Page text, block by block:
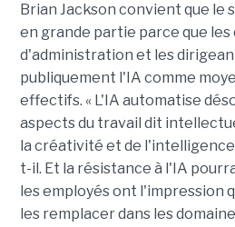
Brian Jackson convient que le
en grande partie parce que les
d'administration et les
publiquement l'IA comme
effectifs. « L'IA automatise
aspects du travail dit
la créativité et de l'intelligence
t-il. Et la résistance à l'IA
les employés ont l'impression
les remplacer dans les